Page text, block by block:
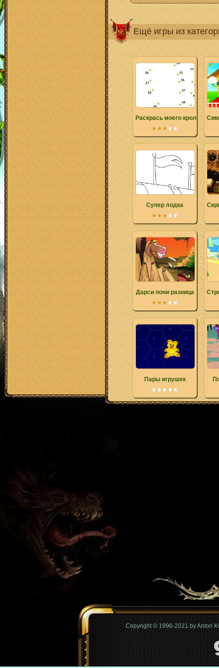
Ещё игры из
Раскрась моего кролика
Супер лодка
Дарси пони разница
Пары игрушек
Copyright © 1996-2021 by Anton